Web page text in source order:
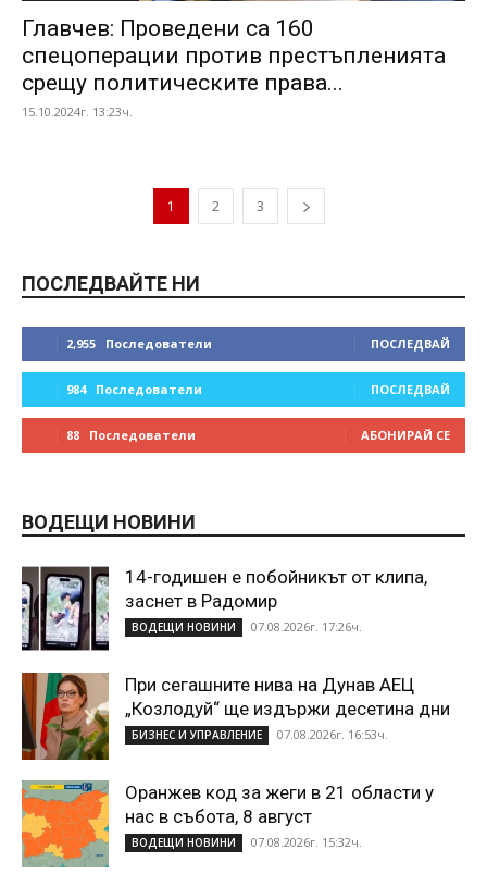
Главчев: Проведени са 160
спецоперации против престъпленията
срещу политическите права...
15.10.2024г. 13:23ч.
1 2 3
ПОСЛЕДВАЙТЕ НИ
2,955 Последователи ПОСЛЕДВАЙ
984 Последователи ПОСЛЕДВАЙ
88 Последователи АБОНИРАЙ СЕ
ВОДЕЩИ НОВИНИ
14-годишен е побойникът от клипа,
заснет в Радомир
ВОДЕЩИ НОВИНИ 07.08.2026г. 17:26ч.
При сегашните нива на Дунав АЕЦ
„Козлодуй“ ще издържи десетина дни
БИЗНЕС И УПРАВЛЕНИЕ 07.08.2026г. 16:53ч.
Оранжев код за жеги в 21 области у
нас в събота, 8 август
ВОДЕЩИ НОВИНИ 07.08.2026г. 15:32ч.